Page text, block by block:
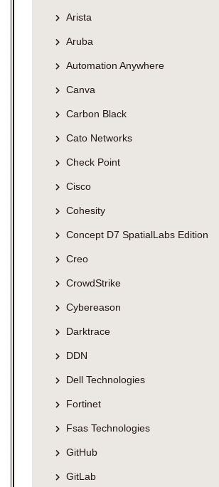
Arista
Aruba
Automation Anywhere
Canva
Carbon Black
Cato Networks
Check Point
Cisco
Cohesity
Concept D7 SpatialLabs Edition
Creo
CrowdStrike
Cybereason
Darktrace
DDN
Dell Technologies
Fortinet
Fsas Technologies
GitHub
GitLab